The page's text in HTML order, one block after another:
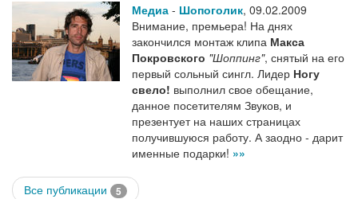
Медиа - Шопоголик, 09.02.2009
Внимание, премьера! На днях
закончился монтаж клипа Макса
Покровского "Шоппинг", снятый на его
первый сольный сингл. Лидер Ногу
свело! выполнил свое обещание,
данное посетителям Звуков, и
презентует на наших страницах
получившуюся работу. А заодно - дарит
именные подарки! »»
Все публикации 5